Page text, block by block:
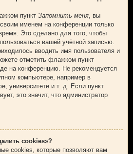
пункт Запомнить меня , вы
именем на конференции только
Это сделано для того, чтобы
вашей учётной записью.
вводить имя пользователя и
отметить флажком пункт
на конференцию. Не рекомендуется
компьютере, например в
университете и т. д. Если пункт
это значит, что администратор
cookies»?
cookies, которые позволяют вам